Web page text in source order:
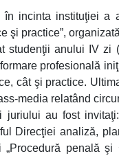
în incinta instituţiei a
şi practice”,
studenţii anului IV zi
profesională
cât şi practice.
media relatând
juriului au fost
Direcţiei analiză,
penală